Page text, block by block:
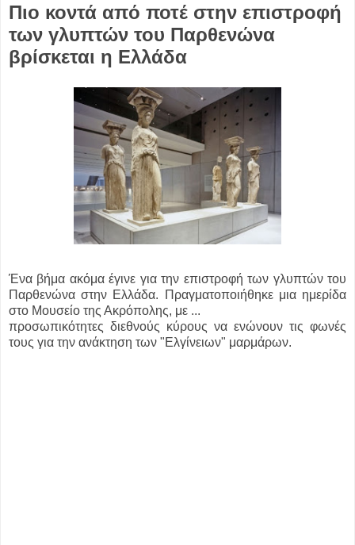
Πιο κοντά από ποτέ στην επιστροφή
των γλυπτών του Παρθενώνα
βρίσκεται η Ελλάδα
Ένα βήμα ακόμα έγινε για την επιστροφή των γλυπτών του
Παρθενώνα στην Ελλάδα. Πραγματοποιήθηκε μια ημερίδα
στο Μουσείο της Ακρόπολης, με ...
προσωπικότητες διεθνούς κύρους να ενώνουν τις φωνές
τους για την ανάκτηση των "Ελγίνειων" μαρμάρων.